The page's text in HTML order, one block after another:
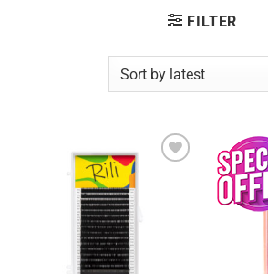
FILTER
Προσθήκη
αγαπημένα